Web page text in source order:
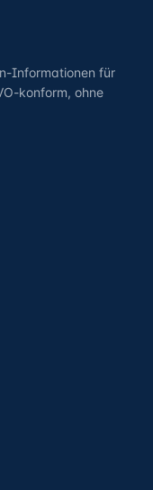
Informationen für
konform, ohne